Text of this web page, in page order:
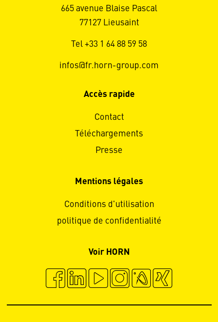
665 avenue Blaise Pascal
77127 Lieusaint
Tel +33 1 64 88 59 58
infos@fr.horn-group.com
Accès rapide
Contact
Téléchargements
Presse
Mentions légales
Conditions d'utilisation
politique de confidentialité
Voir HORN